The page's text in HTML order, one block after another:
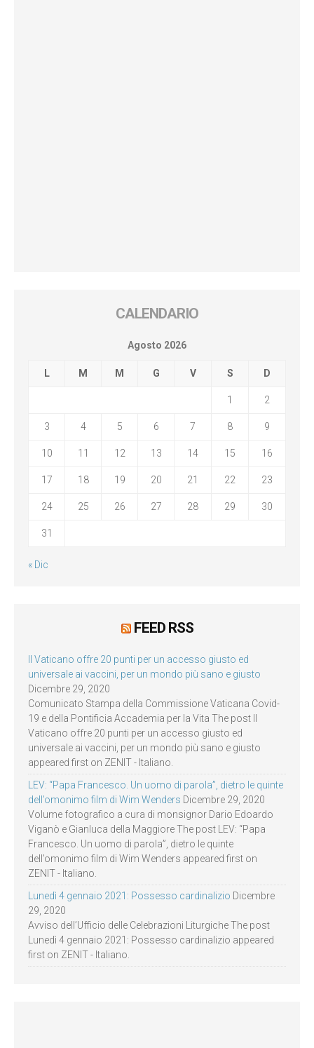
CALENDARIO
Agosto 2026
L M M G V S D
1 2
3 4 5 6 7 8 9
10 11 12 13 14 15 16
17 18 19 20 21 22 23
24 25 26 27 28 29 30
31
« Dic
FEED RSS
Il Vaticano offre 20 punti per un accesso giusto ed
universale ai vaccini, per un mondo più sano e giusto
Dicembre 29, 2020
Comunicato Stampa della Commissione Vaticana Covid-
19 e della Pontificia Accademia per la Vita The post Il
Vaticano offre 20 punti per un accesso giusto ed
universale ai vaccini, per un mondo più sano e giusto
appeared first on ZENIT - Italiano.
LEV: “Papa Francesco. Un uomo di parola”, dietro le quinte
dell’omonimo film di Wim Wenders Dicembre 29, 2020
Volume fotografico a cura di monsignor Dario Edoardo
Viganò e Gianluca della Maggiore The post LEV: “Papa
Francesco. Un uomo di parola”, dietro le quinte
dell’omonimo film di Wim Wenders appeared first on
ZENIT - Italiano.
Lunedì 4 gennaio 2021: Possesso cardinalizio Dicembre
29, 2020
Avviso dell’Ufficio delle Celebrazioni Liturgiche The post
Lunedì 4 gennaio 2021: Possesso cardinalizio appeared
first on ZENIT - Italiano.